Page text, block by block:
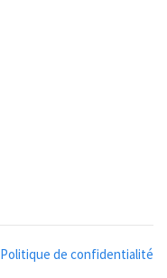
Politique de confidentialité